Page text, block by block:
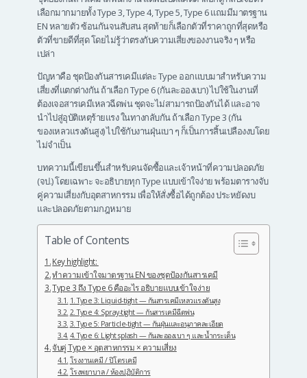
เลือกมากมายทั้ง Type 3, Type 4, Type 5, Type 6 แถมมีมาตรฐาน
EN หลายตัว ซ้อนกันจนสับสน สุดท้ายก็เลือกตัวที่ราคาถูกที่สุดหรือ
ตัวที่ขายดีที่สุด โดยไม่รู้ว่าตรงกับความเสี่ยงของงานจริง ๆ หรือ
เปล่า
ปัญหาคือ ชุดป้องกันสารเคมีแต่ละ Type ออกแบบมาสำหรับความ
เสี่ยงที่แตกต่างกัน ถ้าเลือก Type 6 (กันละอองเบา) ไปใช้ในงานที่
ต้องเจอสารเคมีเหลวฉีดพ่น ชุดจะไม่สามารถป้องกันได้ และอาจ
นำไปสู่อุบัติเหตุร้ายแรง ในทางกลับกัน ถ้าเลือก Type 3 (กัน
ของเหลวแรงดันสูง) ไปใช้กับงานฝุ่นเบา ๆ ก็เป็นการสิ้นเปลืองงบโดย
ไม่จำเป็น
บทความนี้เขียนขึ้นสำหรับคนจัดซื้อและเจ้าหน้าที่ความปลอดภัย
(จป.) โดยเฉพาะ จะอธิบายทุก Type แบบเข้าใจง่าย พร้อมตารางจับ
คู่ความเสี่ยงกับอุตสาหกรรม เพื่อให้สั่งซื้อได้ถูกต้อง ประหยัดงบ
และปลอดภัยตามกฎหมาย
Table of Contents
Key highlight:
ทำความเข้าใจมาตรฐาน EN ของชุดป้องกันสารเคมี
Type 3 ถึง Type 6 คืออะไร อธิบายแบบเข้าใจง่าย
1. Type 3: Liquid-tight — กันสารเคมีเหลวแรงดันสูง
2. Type 4: Spray-tight — กันสารเคมีฉีดพ่น
3. Type 5: Particle-tight — กันฝุ่นและอนุภาคละเอียด
4. Type 6: Light splash — กันละอองเบา ๆ และน้ำกระเด็น
จับคู่ Type × อุตสาหกรรม × ความเสี่ยง
โรงงานเคมี / ปิโตรเคมี
โรงพยาบาล / ห้องปฏิบัติการ